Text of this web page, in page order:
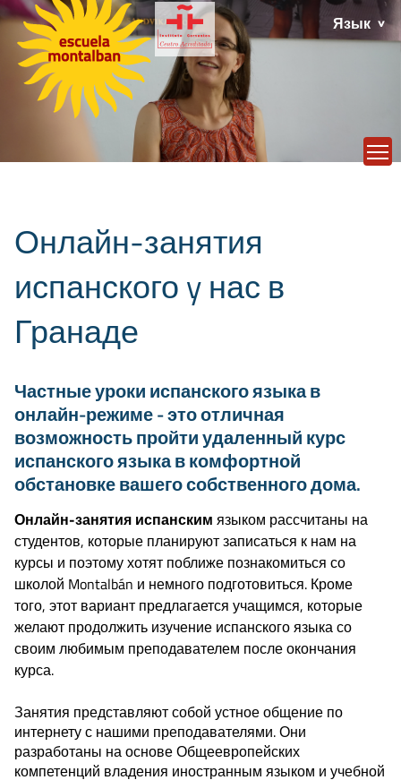
Язык
Онлайн-занятия
испанского y нас в
Гранаде
Частные уроки испанского языка в
онлайн-режиме - это отличная
возможность пройти удаленный курс
испанского языка в комфортной
обстановке вашего собственного дома.
Онлайн-занятия испанским языком рассчитаны на
студентов, которые планируют записаться к нам на
курсы и поэтому хотят поближе познакомиться со
школой Montalbán и немного подготовиться. Кроме
того, этот вариант предлагается учащимся, которые
желают продолжить изучение испанского языка со
своим любимым преподавателем после окончания
курса.
Занятия представляют собой устное общение по
интернету с нашими преподавателями. Они
разработаны на основе Общеевропейских
компетенций владения иностранным языком и учебной